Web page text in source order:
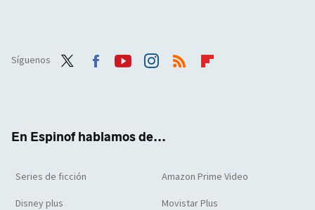
Síguenos
En Espinof hablamos de...
Series de ficción Amazon Prime Video
Disney plus Movistar Plus